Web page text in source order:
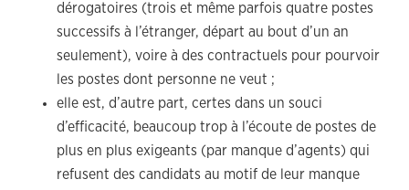
dérogatoires (trois et même parfois quatre postes
successifs à l’étranger, départ au bout d’un an
seulement), voire à des contractuels pour pourvoir
les postes dont personne ne veut ;
elle est, d’autre part, certes dans un souci
d’efficacité, beaucoup trop à l’écoute de postes de
plus en plus exigeants (par manque d’agents) qui
refusent des candidats au motif de leur manque